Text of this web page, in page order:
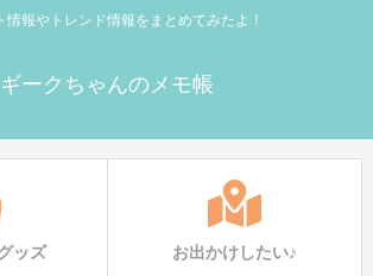
情報やトレンド情報をまとめてみたよ！
ギークちゃんのメモ帳
ッズ お出かけしたい♪